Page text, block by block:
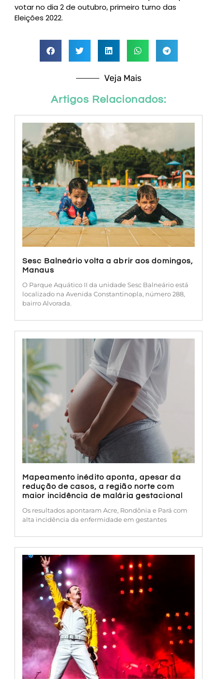
votar no dia 2 de outubro, primeiro turno das
Eleições 2022.
Veja Mais
Artigos Relacionados:
Sesc Balneário volta a abrir aos domingos,
Manaus
O Parque Aquático II da unidade Sesc Balneário está
localizado na Avenida Constantinopla, número 288,
bairro Alvorada.
Mapeamento inédito aponta, apesar da
redução de casos, a região norte com
maior incidência de malária gestacional
Os resultados apontaram Acre, Rondônia e Pará com
alta incidência da enfermidade em gestantes